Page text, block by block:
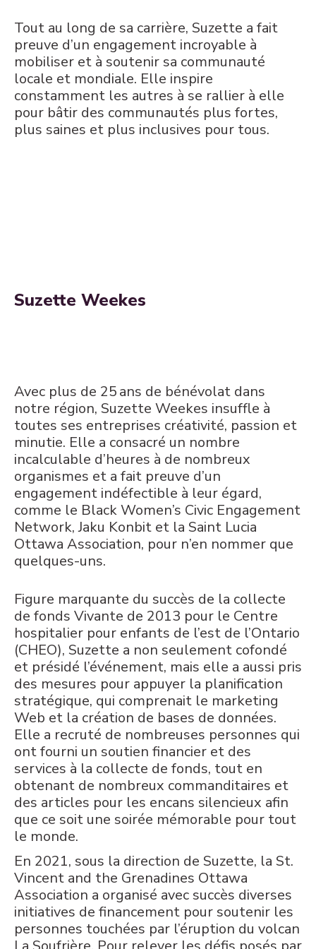
Tout au long de sa carrière, Suzette a fait
preuve d’un engagement incroyable à
mobiliser et à soutenir sa communauté
locale et mondiale. Elle inspire
constamment les autres à se rallier à elle
pour bâtir des communautés plus fortes,
plus saines et plus inclusives pour tous.
Suzette Weekes
Avec plus de 25 ans de bénévolat dans
notre région, Suzette Weekes insuffle à
toutes ses entreprises créativité, passion et
minutie. Elle a consacré un nombre
incalculable d’heures à de nombreux
organismes et a fait preuve d’un
engagement indéfectible à leur égard,
comme le Black Women’s Civic Engagement
Network, Jaku Konbit et la Saint Lucia
Ottawa Association, pour n’en nommer que
quelques-uns.
Figure marquante du succès de la collecte
de fonds Vivante de 2013 pour le Centre
hospitalier pour enfants de l’est de l’Ontario
(CHEO), Suzette a non seulement cofondé
et présidé l’événement, mais elle a aussi pris
des mesures pour appuyer la planification
stratégique, qui comprenait le marketing
Web et la création de bases de données.
Elle a recruté de nombreuses personnes qui
ont fourni un soutien financier et des
services à la collecte de fonds, tout en
obtenant de nombreux commanditaires et
des articles pour les encans silencieux afin
que ce soit une soirée mémorable pour tout
le monde.
En 2021, sous la direction de Suzette, la St.
Vincent and the Grenadines Ottawa
Association a organisé avec succès diverses
initiatives de financement pour soutenir les
personnes touchées par l’éruption du volcan